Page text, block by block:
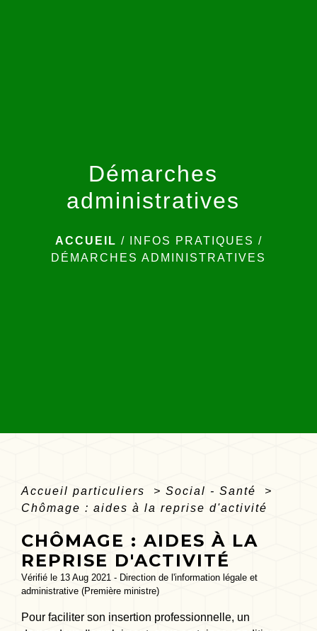
Démarches
administratives
ACCUEIL / INFOS PRATIQUES /
DÉMARCHES ADMINISTRATIVES
Accueil particuliers > Social - Santé
>
Chômage : aides à la reprise d'activité
CHÔMAGE : AIDES À LA
REPRISE D'ACTIVITÉ
Vérifié le 13 Aug 2021 - Direction de l'information légale et
administrative (Première ministre)
Pour faciliter son insertion professionnelle, un